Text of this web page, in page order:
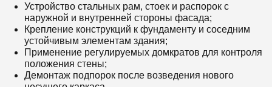
Устройство стальных рам, стоек и распорок с
наружной и внутренней стороны фасада;
Крепление конструкций к фундаменту и соседним
устойчивым элементам здания;
Применение регулируемых домкратов для контроля
положения стены;
Демонтаж подпорок после возведения нового